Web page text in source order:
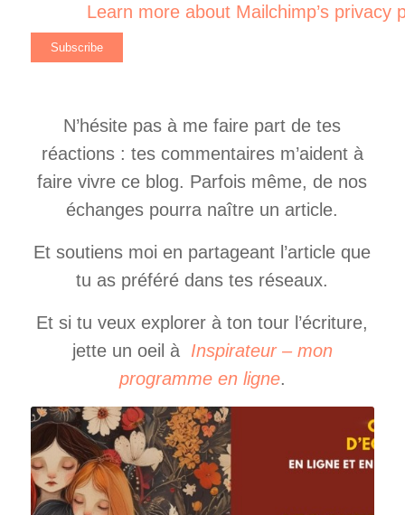
Learn more about Mailchimp’s privacy
N’hésite pas à me faire part de tes
réactions : tes commentaires m’aident à
faire vivre ce blog. Parfois même, de nos
échanges pourra naître un article.
Et soutiens moi en partageant l’article que
tu as préféré dans tes réseaux.
Et si tu veux explorer à ton tour l’écriture,
jette un oeil à Inspirateur – mon
programme en ligne.